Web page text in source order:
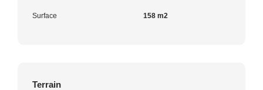
Surface 158 m2
Terrain